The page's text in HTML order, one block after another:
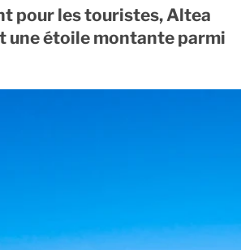
pour les touristes, Altea
une étoile montante parmi